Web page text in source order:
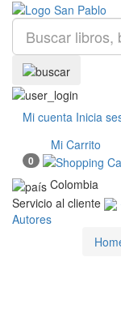
Mi cuenta Inicia
Mi Carrito
0
Colombia
Servicio al cliente
Autores